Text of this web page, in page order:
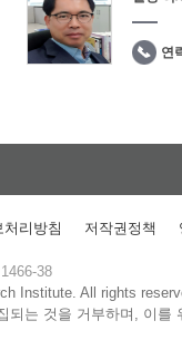
연
리방침 저작권정책
1466-38
Institute.All rights
되는 것을 거부하며, 이